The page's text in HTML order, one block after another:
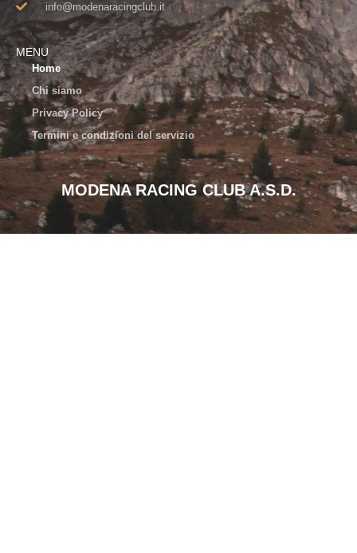
info@modenaracingclub.it​
MENU
Home
Chi siamo
Privacy Policy
Termini e condizioni del servizio
MODENA RACING CLUB A.S.D.